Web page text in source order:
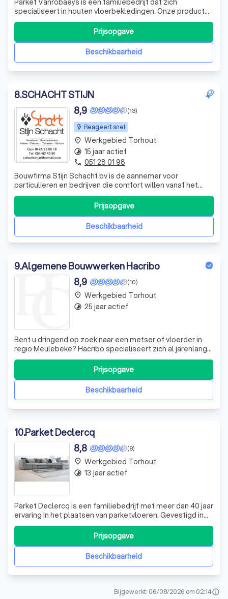
specialiseert in houten vloerbekledingen. Onze producten
ademen authenticiteit en vakmanschap uit en zorgen voor
een meerwaarde in elk project. We bieden een breed
scala aan vloeroplossingen, waaronder meerlagenparket,
laminaatvloeren en fineerparket.
Beschikbaarheid
Prijsopgave
8.SCHACHT STIJN
Reageert snel
(13)
8,9
Bouwfirma Stijn Schacht bv is de aannemer voor
particulieren en bedrijven die comfort willen vanaf het
begin van hun bouwproject. Als aannemer weten wij dat
bouwen en verbouwen heel wat stress met zich
meebrengt. De financiële druk als de coördinatie van de
verschillende partijen voor uw bouwprojec
Beschikbaarheid
Prijsopgave
place Werkgebied Torhout
timelapse 15 jaar actief
phone 051 28 01 98
9.Algemene Bouwwerken Hacribo
(10)
8,9
Bent u dringend op zoek naar een metser of vloerder in
regio Meulebeke? Hacribo specialiseert zich al jarenlang
in metselwerk, vloer- en wandtegels. Christophe, helpt
jullie steeds met plezier verder met eerlijk advies en
nauwkeurig maatwerk. Al zijn hele leven lang is Christophe,
Beschikbaarheid
Prijsopgave
place Werkgebied Torhout
timelapse 25 jaar actief
10.Parket Declercq
(8)
8,8
Parket Declercq is een familiebedrijf met meer dan 40 jaar
ervaring in het plaatsen van parketvloeren. Gevestigd in
Eernegem, zijn we trots op onze dienstverlening in grote
delen van West-Vlaanderen. Onze expertise is niet alleen
gebaseerd op jarenlange ervaring, maar ook op een
diepgaande kennis vaBeschikbaarheid
Prijsopgave
place Werkgebied Torhout
timelapse 13 jaar actief
Bijgewerkt: 06/08/2026 om 02:14info